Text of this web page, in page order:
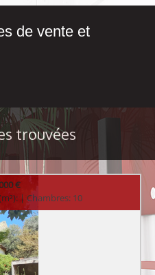
de vente et
trouvées
€
| Chambres: 10